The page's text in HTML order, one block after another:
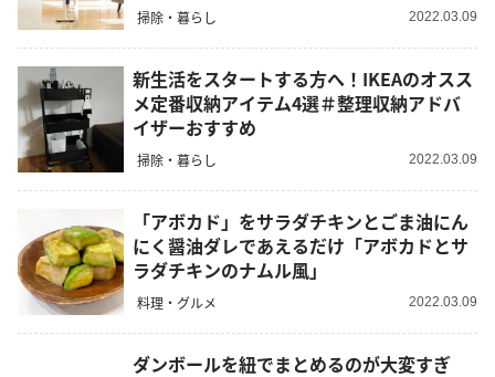
掃除・暮らし 2022.03.09
新生活をスタートする方へ！IKEAのオスス
メ定番収納アイテム4選＃整理収納アドバ
イザーおすすめ
掃除・暮らし 2022.03.09
「アボカド」をサラダチキンとごま油にん
にく醤油ダレであえるだけ「アボカドとサ
ラダチキンのナムル風」
料理・グルメ 2022.03.09
ダンボールを紐でまとめるのが大変すぎ